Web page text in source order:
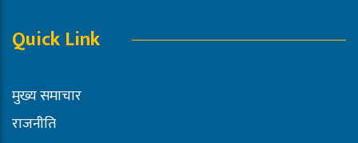
Quick Link
मुख्य समाचार
राजनीति